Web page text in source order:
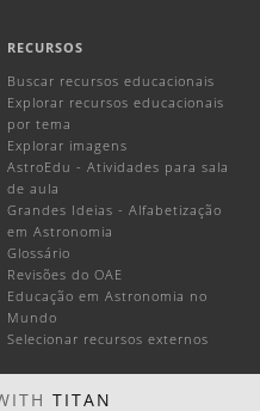
RECURSOS
Buscar recursos educacionais
Explorar recursos educacionais
por tema
Explorar imagens
AstroEdu - Atividades para sala
de aula
Grandes Ideias - Alfabetização
em Astronomia
Glossário
Revisões do OAE
Educação em Astronomia no
Mundo
Selecionar recursos externos
TITAN